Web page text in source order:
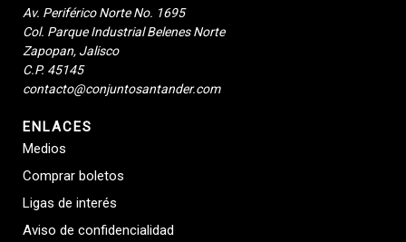
Av. Periférico Norte No. 1695
Col. Parque Industrial Belenes Norte
Zapopan, Jalisco
C.P. 45145
contacto@conjuntosantander.com
ENLACES
Medios
Comprar boletos
Ligas de interés
Aviso de confidencialidad